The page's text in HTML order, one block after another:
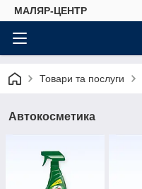
МАЛЯР-ЦЕНТР
Товари та послуги
Автокосметика